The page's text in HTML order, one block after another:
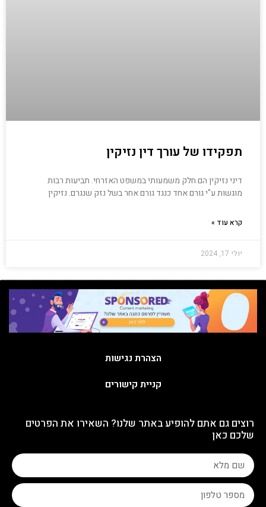
תפקידו של עורך דין נזיקין
דיני נזיקין הם חלק משמעותי במשפט האזרחי. תביעות רבות
מוגשות ע"י גורם אחד כנגד גורם אחר בשל נזק שנגרם. נזיקין
קרא עוד »
יולי 17, 2024
הצהרת נגישות
קניית קישורים
רוצים גם אתם להופיע באתר שלנו? השאירו את הפרטים
שלכם כאן